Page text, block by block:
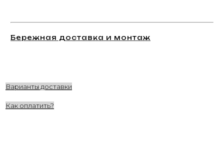
Бережная доставка и монтаж
Варианты доставки
Как оплатить?